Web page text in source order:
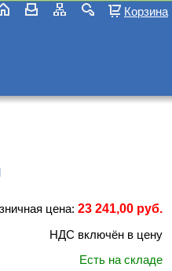
Корзина
цена: 23 241,00 руб.
НДС включён в цену
Есть на складе